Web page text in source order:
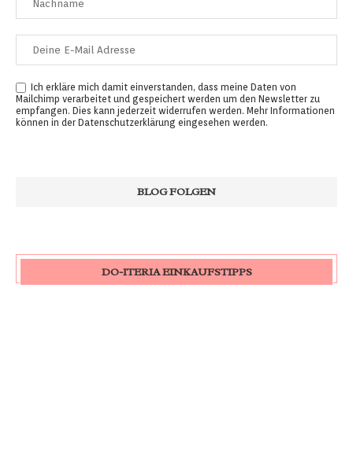
Ich erkläre mich damit einverstanden, dass meine Daten von
Mailchimp verarbeitet und gespeichert werden um den Newsletter zu
empfangen. Dies kann jederzeit widerrufen werden. Mehr Informationen
können in der Datenschutzerklärung eingesehen werden.
DO-ITERIA EINKAUFSTIPPS